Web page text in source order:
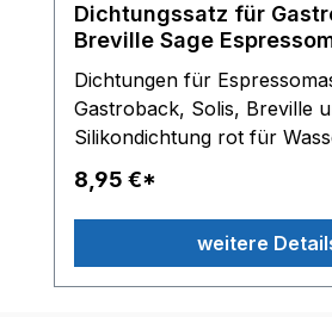
Dichtungssatz für
Breville Sage
Dichtungen für
Gastroback, Solis, Breville
Silikondichtung rot für
Schlauch Silikondichtung
Anschlussstücke am OLAB
Lieferumfang: 10 x
Dichtungringe transparent
8,95 €*
weitere